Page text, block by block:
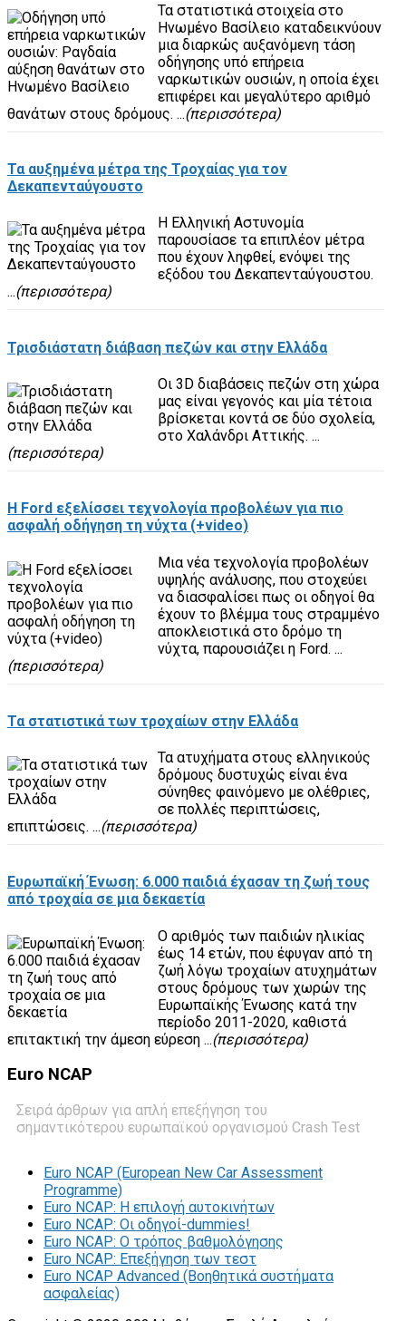
Τα στατιστικά στοιχεία στο
Ηνωμένο Βασίλειο καταδεικνύουν
μια διαρκώς αυξανόμενη τάση
οδήγησης υπό επήρεια
ναρκωτικών ουσιών, η οποία έχει
επιφέρει και μεγαλύτερο αριθμό
θανάτων στους δρόμους. ...(περισσότερα)
Τα αυξημένα μέτρα της Τροχαίας για τον
Δεκαπενταύγουστο
Η Ελληνική Αστυνομία
παρουσίασε τα επιπλέον μέτρα
που έχουν ληφθεί, ενόψει της
εξόδου του Δεκαπενταύγουστου.
...(περισσότερα)
Τρισδιάστατη διάβαση πεζών και στην Ελλάδα
Οι 3D διαβάσεις πεζών στη χώρα
μας είναι γεγονός και μία τέτοια
βρίσκεται κοντά σε δύο σχολεία,
στο Χαλάνδρι Αττικής. ...
(περισσότερα)
H Ford εξελίσσει τεχνολογία προβολέων για πιο
ασφαλή οδήγηση τη νύχτα (+video)
Μια νέα τεχνολογία προβολέων
υψηλής ανάλυσης, που στοχεύει
να διασφαλίσει πως οι οδηγοί θα
έχουν το βλέμμα τους στραμμένο
αποκλειστικά στο δρόμο τη
νύχτα, παρουσιάζει η Ford. ...
(περισσότερα)
Τα στατιστικά των τροχαίων στην Ελλάδα
Τα ατυχήματα στους ελληνικούς
δρόμους δυστυχώς είναι ένα
σύνηθες φαινόμενο με ολέθριες,
σε πολλές περιπτώσεις,
επιπτώσεις. ...(περισσότερα)
Ευρωπαϊκή Ένωση: 6.000 παιδιά έχασαν τη ζωή τους
από τροχαία σε μια δεκαετία
Ο αριθμός των παιδιών ηλικίας
έως 14 ετών, που έφυγαν από τη
ζωή λόγω τροχαίων ατυχημάτων
στους δρόμους των χωρών της
Ευρωπαϊκής Ένωσης κατά την
περίοδο 2011-2020, καθιστά
επιτακτική την άμεση εύρεση ...(περισσότερα)
Euro NCAP
Σειρά άρθρων για απλή επεξήγηση του
σημαντικότερου ευρωπαϊκού οργανισμού Crash Test
Euro NCAP (European New Car Assessment
Programme)
Euro NCAP: Η επιλογή αυτοκινήτων
Euro NCAP: Οι οδηγοί-dummies!
Euro NCAP: O τρόπος βαθμολόγησης
Euro NCAP: Επεξήγηση των τεστ
Euro NCAP Advanced (Βοηθητικά συστήματα
ασφαλείας)